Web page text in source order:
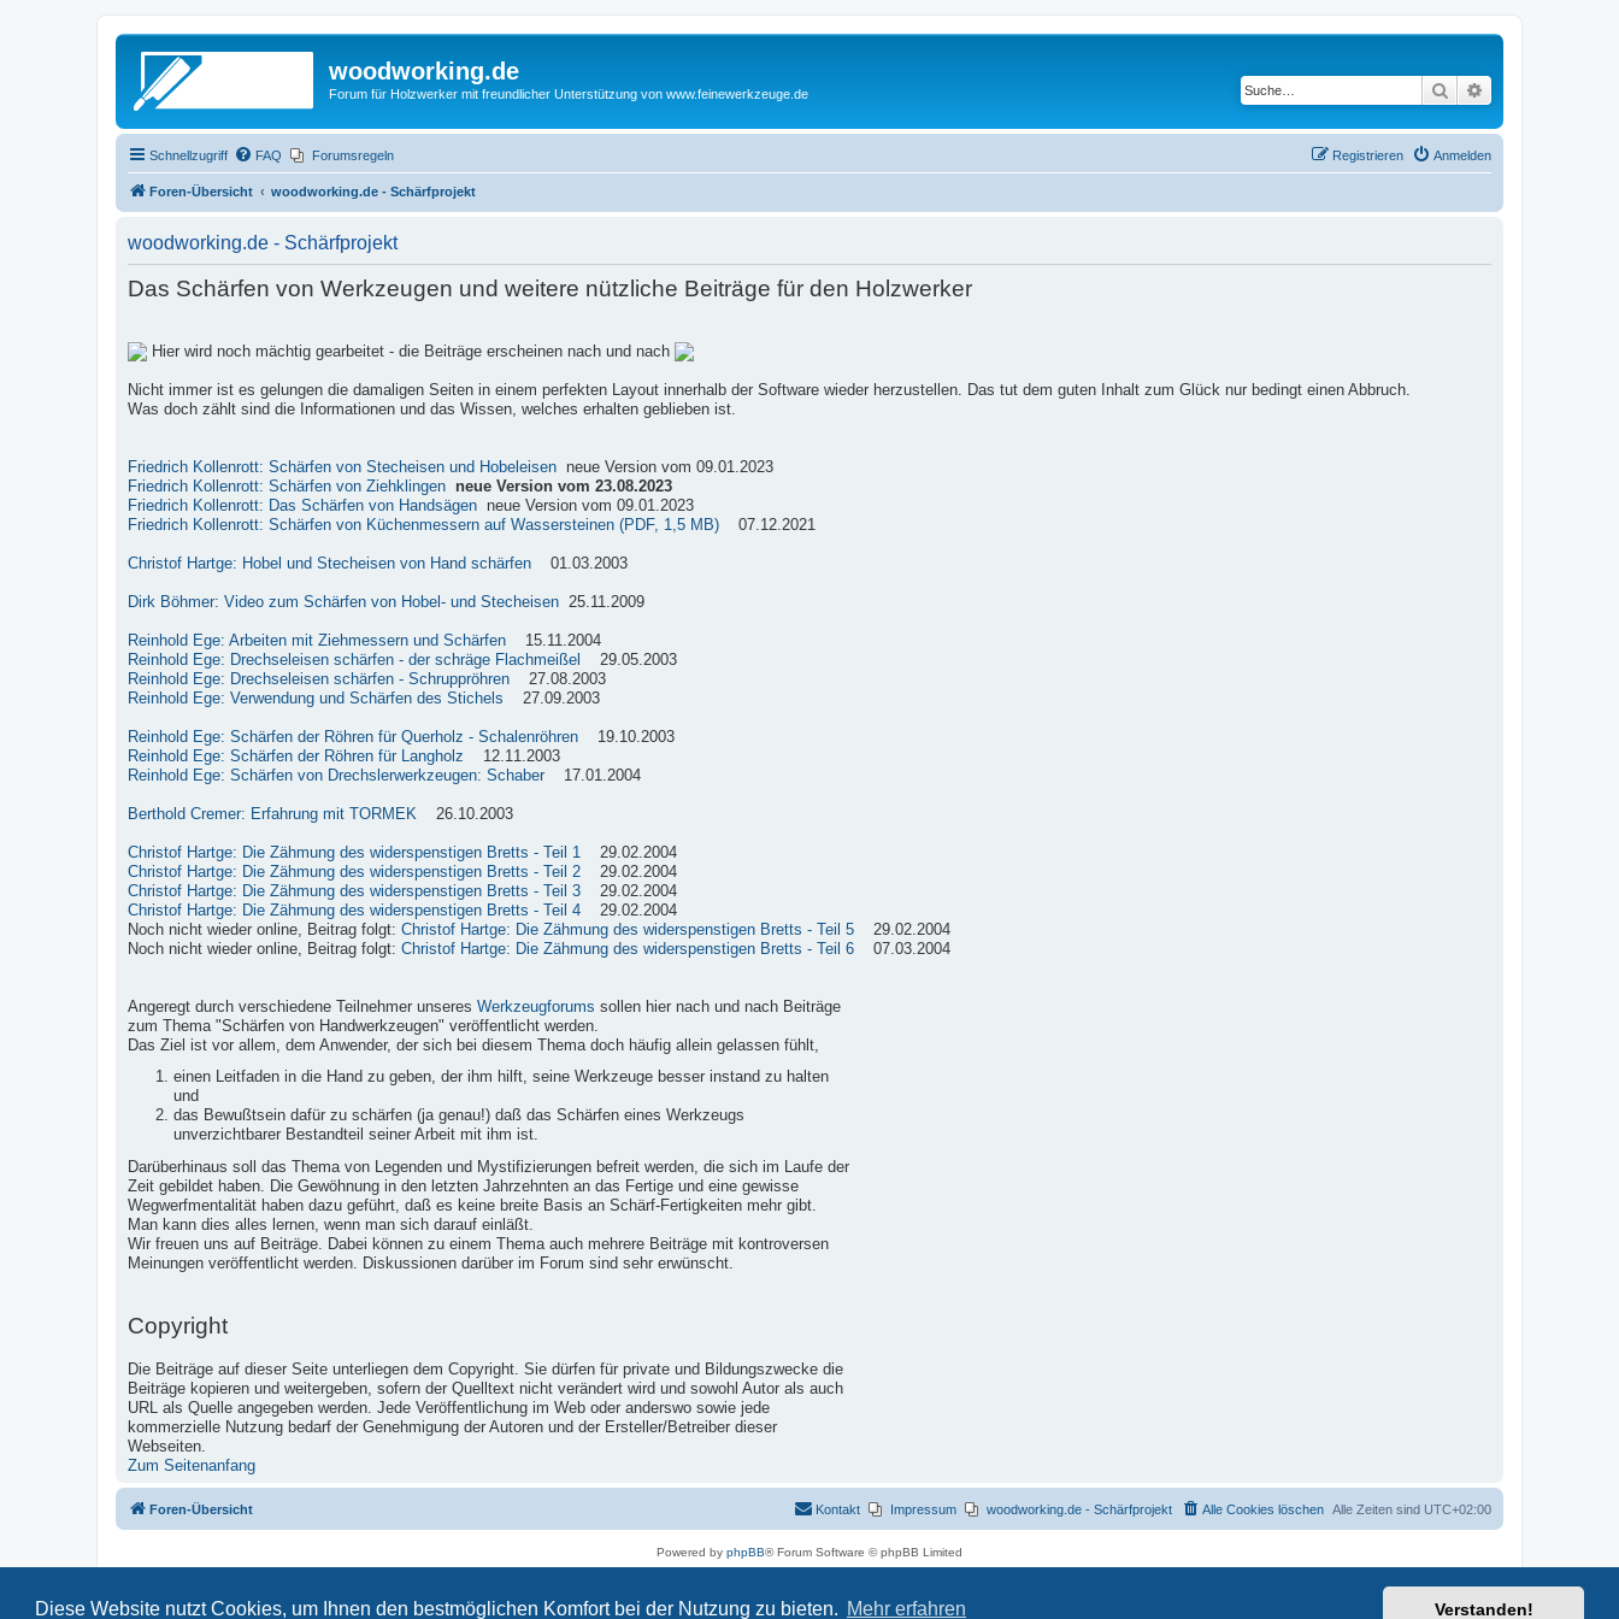
Diese Website nutzt Cookies, um Ihnen den bestmöglichen Komfort bei der Nutzung zu bieten. Mehr erfahren Verstanden!
woodworking.de
Forum für Holzwerker mit freundlicher Unterstützung von www.feinewerkzeuge.de Suche
Schnellzugriff FAQ Forumsregeln Anmelden
Registrieren
Foren-Übersicht woodworking.de - Schärfprojekt
woodworking.de - Schärfprojekt
Das Schärfen von Werkzeugen und weitere nützliche Beiträge für den Holzwerker
Hier wird noch mächtig gearbeitet - die Beiträge erscheinen nach und nach
Nicht immer ist es gelungen die damaligen Seiten in einem perfekten Layout innerhalb der Software wieder herzustellen. Das tut dem guten Inhalt zum Glück nur bedingt einen Abbruch.
Was doch zählt sind die Informationen und das Wissen, welches erhalten geblieben ist.
Friedrich Kollenrott: Schärfen von Stecheisen und Hobeleisen neue Version vom 09.01.2023
Friedrich Kollenrott: Schärfen von Ziehklingen
neue Version vom 23.08.2023
Friedrich Kollenrott: Das Schärfen von Handsägen neue Version vom 09.01.2023
Friedrich Kollenrott: Schärfen von Küchenmessern auf Wassersteinen (PDF, 1,5 MB) 07.12.2021
Christof Hartge: Hobel und Stecheisen von Hand schärfen 01.03.2003
Dirk Böhmer: Video zum Schärfen von Hobel- und Stecheisen 25.11.2009
Reinhold Ege: Arbeiten mit Ziehmessern und Schärfen 15.11.2004
Reinhold Ege: Drechseleisen schärfen - der schräge Flachmeißel
29.05.2003
Reinhold Ege: Drechseleisen schärfen - Schruppröhren 27.08.2003
Reinhold Ege: Verwendung und Schärfen des Stichels 27.09.2003
Reinhold Ege: Schärfen der Röhren für Querholz - Schalenröhren 19.10.2003
Reinhold Ege: Schärfen der Röhren für Langholz 12.11.2003
Reinhold Ege: Schärfen von Drechslerwerkzeugen: Schaber 17.01.2004
Berthold Cremer: Erfahrung mit TORMEK 26.10.2003
Christof Hartge: Die Zähmung des widerspenstigen Bretts - Teil 1 29.02.2004
Christof Hartge: Die Zähmung des widerspenstigen Bretts - Teil 2 29.02.2004
Christof Hartge: Die Zähmung des widerspenstigen Bretts - Teil 3 29.02.2004
Christof Hartge: Die Zähmung des widerspenstigen Bretts - Teil 4 29.02.2004
Noch nicht wieder online, Beitrag folgt: Christof Hartge: Die Zähmung des widerspenstigen Bretts - Teil 5 29.02.2004
Noch nicht wieder online, Beitrag folgt: Christof Hartge: Die Zähmung des widerspenstigen Bretts - Teil 6 07.03.2004
Angeregt durch verschiedene Teilnehmer unseres Werkzeugforums sollen hier nach und nach Beiträge
zum Thema "Schärfen von Handwerkzeugen" veröffentlicht werden.
Das Ziel ist vor allem, dem Anwender, der sich bei diesem Thema doch häufig allein gelassen fühlt,
einen Leitfaden in die Hand zu geben, der ihm hilft, seine Werkzeuge besser instand zu halten
und
das Bewußtsein dafür zu schärfen (ja genau!) daß das Schärfen eines Werkzeugs
unverzichtbarer Bestandteil seiner Arbeit mit ihm ist.
Darüberhinaus soll das Thema von Legenden und Mystifizierungen befreit werden, die sich im Laufe der
Zeit gebildet haben. Die Gewöhnung in den letzten Jahrzehnten an das Fertige und eine gewisse
Wegwerfmentalität haben dazu geführt, daß es keine breite Basis an Schärf-Fertigkeiten mehr gibt.
Man kann dies alles lernen, wenn man sich darauf einläßt.
Wir freuen uns auf Beiträge. Dabei können zu einem Thema auch mehrere Beiträge mit kontroversen
Meinungen veröffentlicht werden. Diskussionen darüber im Forum sind sehr erwünscht.
Copyright
Die Beiträge auf dieser Seite unterliegen dem Copyright. Sie dürfen für private und Bildungszwecke die
Beiträge kopieren und weitergeben, sofern der Quelltext nicht verändert wird und sowohl Autor als auch
URL als Quelle angegeben werden. Jede Veröffentlichung im Web oder anderswo sowie jede
kommerzielle Nutzung bedarf der Genehmigung der Autoren und der Ersteller/Betreiber dieser
Webseiten.
Zum Seitenanfang
Foren-Übersicht Alle Zeiten sind UTC+02:00
Alle Cookies löschen
woodworking.de - Schärfprojekt
Impressum
Kontakt
Powered by phpBB® Forum Software © phpBB Limited